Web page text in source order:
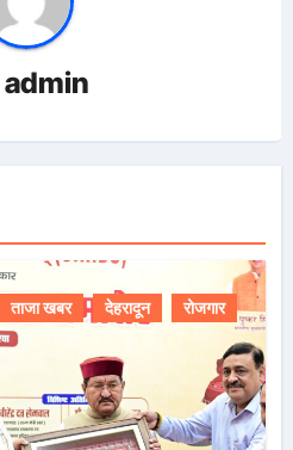
admin
ताजा खबर देहरादून रोजगार